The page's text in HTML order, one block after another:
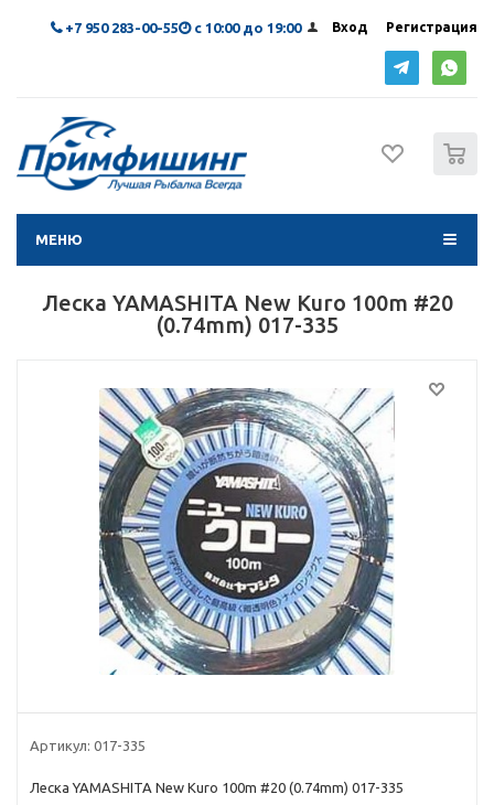
Вход Регистрация
+7 950 283-00-55 с 10:00 до 19:00
МЕНЮ
Леска YAMASHITA New Kuro 100m #20
(0.74mm) 017-335
Артикул: 017-335
Леска YAMASHITA New Kuro 100m #20 (0.74mm) 017-335